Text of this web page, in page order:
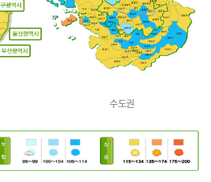
수도권